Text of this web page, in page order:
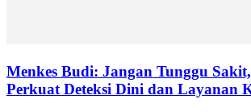
Menkes Budi: Jangan Tunggu
Perkuat Deteksi Dini dan Layanan